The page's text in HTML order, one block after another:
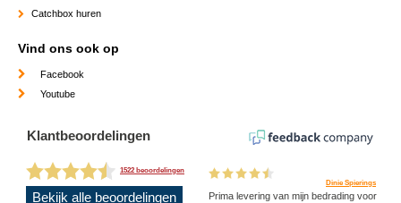
Catchbox huren
Vind ons ook op
Facebook
Youtube
Klantbeoordelingen
1522 beoordelingen
Bekijk alle beoordelingen
Dinie Spierings
Prima levering van mijn bedrading voor